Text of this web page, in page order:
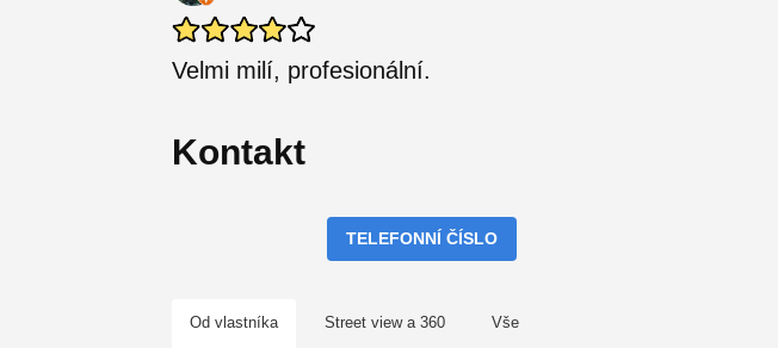
Velmi milí, profesionální.
Kontakt
TELEFONNÍ ČÍSLO
Od vlastníka Street view a 360 Vše